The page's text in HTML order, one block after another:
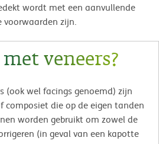
wordt met een aanvullende
voorwaarden zijn.
veneers?
(ook wel facings genoemd) zijn
composiet die op de eigen tanden
worden gebruikt om zowel de
(in geval van een kapotte